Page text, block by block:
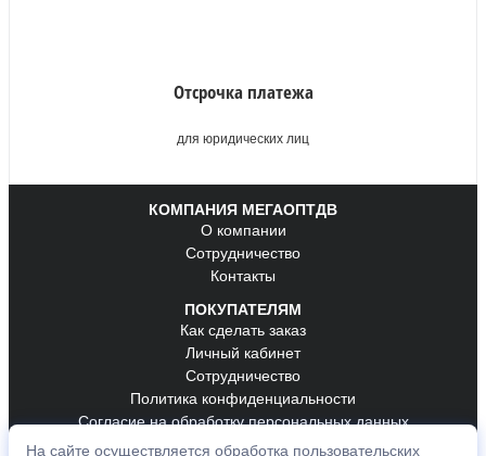
Отсрочка платежа
для юридических лиц
КОМПАНИЯ МЕГАОПТДВ
О компании
Сотрудничество
Контакты
ПОКУПАТЕЛЯМ
Как сделать заказ
Личный кабинет
Сотрудничество
Политика конфиденциальности
Согласие на обработку персональных данных
На сайте осуществляется обработка пользовательских